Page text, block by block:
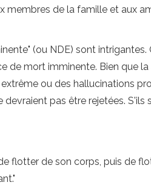
de la famille et aux
(ou NDE) sont
de mort imminente. Bien que
ou des hallucinations
pas être rejetées. S'ils
flotter de son corps, puis de